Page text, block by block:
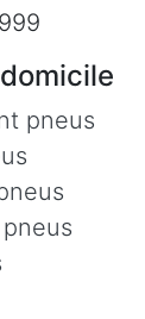
pneus